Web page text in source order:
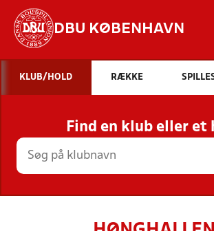
DBU KØBENHAVN
Hvad
INDHOLD
STILLINGER, RESULTATER,
HOLD
KLUB/HOLD RÆKKE
Find en klub eller et